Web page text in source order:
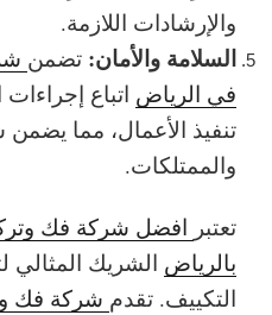
والإرشادات اللازمة.
السلامة والأمان: تضمن
في الرياض اتباع إجراءات
تنفيذ الأعمال، مما يضمن
والممتلكات.
تعتبر افضل شركة فك
بالرياض الشريك المثالي
التكييف. تقدم شركة فك